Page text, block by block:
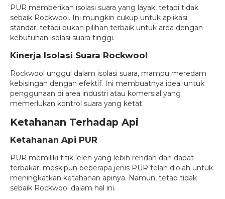
PUR memberikan isolasi suara yang layak, tetapi tidak
sebaik Rockwool. Ini mungkin cukup untuk aplikasi
standar, tetapi bukan pilihan terbaik untuk area dengan
kebutuhan isolasi suara tinggi.
Kinerja Isolasi Suara Rockwool
Rockwool unggul dalam isolasi suara, mampu meredam
kebisingan dengan efektif. Ini membuatnya ideal untuk
penggunaan di area industri atau komersial yang
memerlukan kontrol suara yang ketat.
Ketahanan Terhadap Api
Ketahanan Api PUR
PUR memiliki titik leleh yang lebih rendah dan dapat
terbakar, meskipun beberapa jenis PUR telah diolah untuk
meningkatkan ketahanan apinya. Namun, tetap tidak
sebaik Rockwool dalam hal ini.